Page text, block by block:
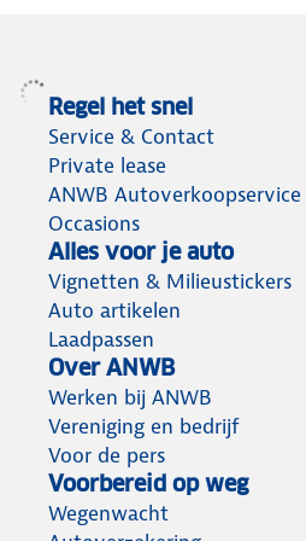
Regel het snel
Service & Contact
Private lease
ANWB Autoverkoopservice
Occasions
Alles voor je auto
Vignetten & Milieustickers
Auto artikelen
Laadpassen
Over ANWB
Werken bij ANWB
Vereniging en bedrijf
Voor de pers
Voorbereid op weg
Wegenwacht